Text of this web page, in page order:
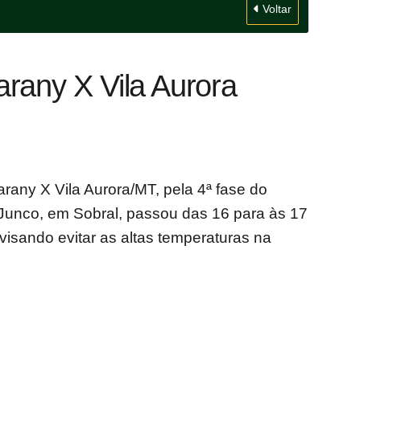
Voltar
X Vila Aurora
X Vila Aurora/MT, pela 4ª fase do
em Sobral, passou das 16 para às 17
evitar as altas temperaturas na